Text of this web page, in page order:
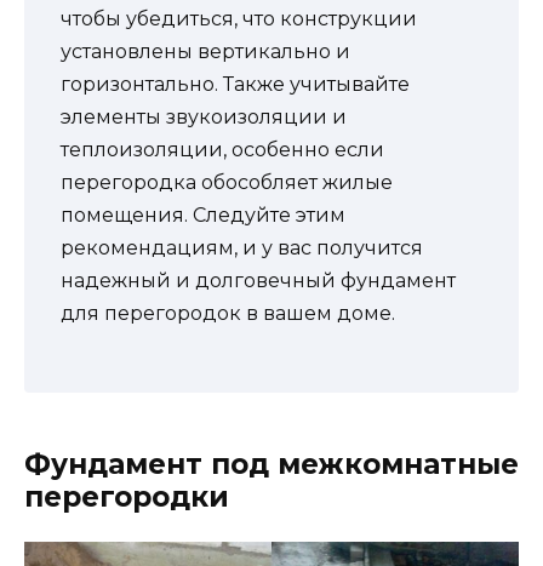
чтобы убедиться, что конструкции
установлены вертикально и
горизонтально. Также учитывайте
элементы звукоизоляции и
теплоизоляции, особенно если
перегородка обособляет жилые
помещения. Следуйте этим
рекомендациям, и у вас получится
надежный и долговечный фундамент
для перегородок в вашем доме.
Фундамент под межкомнатные
перегородки